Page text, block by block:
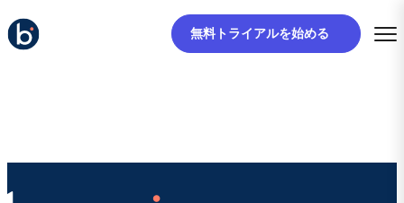
無料トライアルを始める